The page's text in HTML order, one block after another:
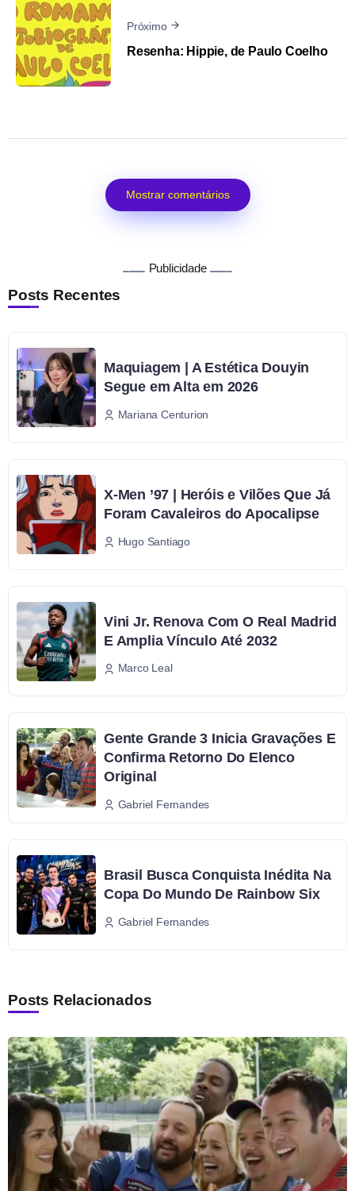
Próximo
Resenha: Hippie, de Paulo Coelho
Mostrar comentários
Publicidade
Posts Recentes
Maquiagem | A Estética Douyin
Segue em Alta em 2026
Mariana Centurion
X-Men ’97 | Heróis e Vilões Que Já
Foram Cavaleiros do Apocalipse
Hugo Santiago
Vini Jr. Renova Com O Real Madrid
E Amplia Vínculo Até 2032
Marco Leal
Gente Grande 3 Inicia Gravações E
Confirma Retorno Do Elenco
Original
Gabriel Fernandes
Brasil Busca Conquista Inédita Na
Copa Do Mundo De Rainbow Six
Gabriel Fernandes
Posts Relacionados